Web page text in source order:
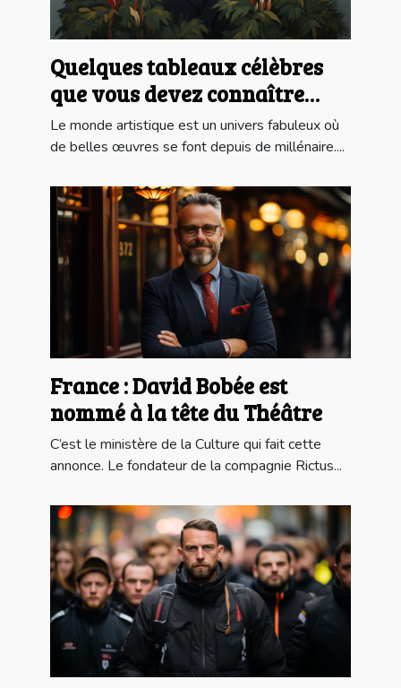
Quelques tableaux célèbres
que vous devez connaître
absolument
Le monde artistique est un univers fabuleux où
de belles œuvres se font depuis de millénaire....
France : David Bobée est
nommé à la tête du Théâtre
C’est le ministère de la Culture qui fait cette
annonce. Le fondateur de la compagnie Rictus...